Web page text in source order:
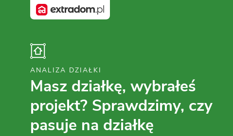
ANALIZA DZIAŁKI
Masz działkę, wybrałeś
projekt? Sprawdzimy, czy
pasuje na działkę